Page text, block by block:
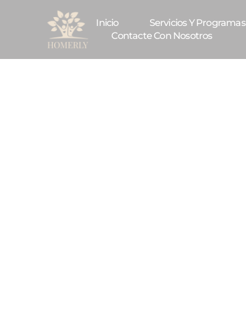
Inicio Servicios Y Programas
Contacte Con Nosotros